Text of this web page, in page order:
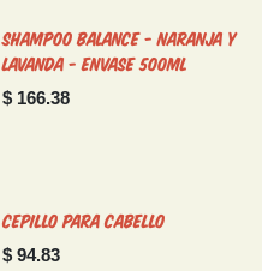
Shampoo Balance - Naranja y
Lavanda - Envase 500ml
$ 166.38
Cepillo para Cabello
$ 94.83